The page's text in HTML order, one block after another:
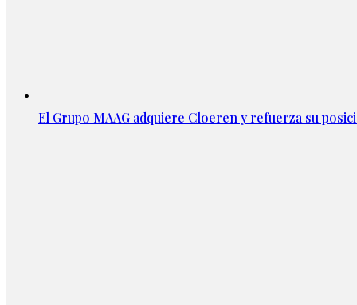
El Grupo MAAG adquiere Cloeren y refuerza su